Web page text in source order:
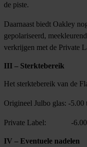
de piste.
Daarnaast biedt Oakley
gepolariseerd,
verkrijgen met de Private
III – Sterktebereik
Het sterktebereik van de
Origineel Julbo glas: -5.00
Private Label: -6.00
IV – Eventuele nadelen